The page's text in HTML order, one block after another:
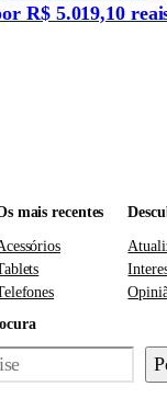
R$ 5.019,10
mais recentes